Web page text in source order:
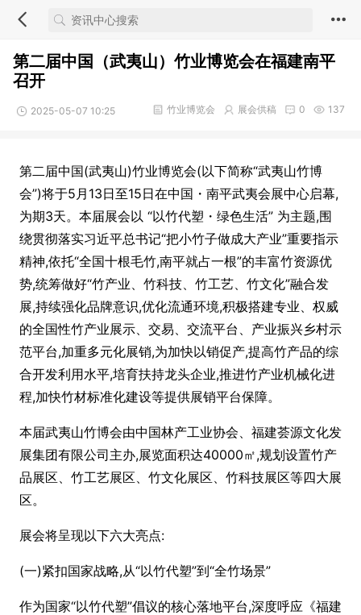
第二届中国（武夷山）竹业博览会在福建南平
召开
2025-05-07 10:25 137
0
展会供稿
竹业博览会
第二届中国(武夷山)竹业博览会(以下简称“武夷山竹博
会”)将于5月13日至15日在中国・南平武夷会展中心启幕,
为期3天。本届展会以 “以竹代塑・绿色生活” 为主题,围
绕贯彻落实习近平总书记“把小竹子做成大产业”重要指示
精神,依托“全国十根毛竹,南平就占一根”的丰富竹资源优
势,统筹做好“竹产业、竹科技、竹工艺、竹文化”融合发
展,持续强化品牌意识,优化流通环境,积极搭建专业、权威
的全国性竹产业展示、交易、交流平台、产业振兴乡村示
范平台,加重多元化展销,为加快以销促产,提高竹产品的综
合开发利用水平,培育扶持龙头企业,推进竹产业机械化进
程,加快竹材标准化建设等提供展销平台保障。
本届武夷山竹博会由中国林产工业协会、福建荟源文化发
展集团有限公司主办,展览面积达40000㎡,规划设置竹产
品展区、竹工艺展区、竹文化展区、竹科技展区等四大展
区。
展会将呈现以下六大亮点:
(一)紧扣国家战略,从“以竹代塑”到“全竹场景”
作为国家“以竹代塑”倡议的核心落地平台,深度呼应《福建